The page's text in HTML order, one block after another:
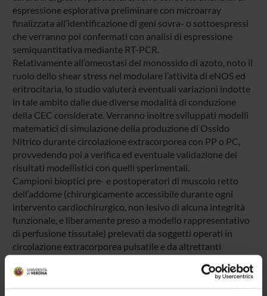
espressione esplorativa preliminare con microarray
finalizzata all’identificazione di geni sovra- o sottoespressi
che verranno poi confermati con analisi di espressione
semiquantitativa mediante RT-PCR.
Relativamente all’omeostasi del monossido di azoto, noto il
ruolo dello shear stress nel modulare l’attivita di eNOS ed
eritrocitaria, lo studio valuterà eventuali variazioni indotte
in tale ambito dalle due diverse modalità di conduzione
della CEC considerate. Verranno inoltre sviluppati modelli
matematici di simulazione della produzione di Ossido
Nitrico durante circolazione extracorporea con PP o PC,
provvedendo poi a verifica ed eventuale validazione dei
risultati modellistici con quelli sperimentali.
Campioni bioptici pre- e postoperatori di muscolo retto
dell’addome (chirurgicamente accessibile durante ogni
intervento cardiochirurgico, non lesivo di alcuna integrità
funzionale, e liberamente preso a modello rappresentativo
di perfusione tissutale) prelevati da soggetti operati in
circolazione extracorporea pulsatile e da altrettanti
pazienti operati in circolazione extracorporea non pulsatile,
verranno sottoposti a valutazione comparativa delle
caratteristiche istologiche, morfometriche,